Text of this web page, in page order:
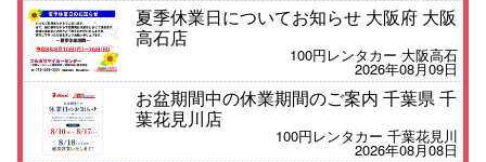
夏季休業日についてお知らせ 大阪府 大阪
高石店
100円レンタカー 大阪高石
2026年08月09日
お盆期間中の休業期間のご案内 千葉県 千
葉花見川店
100円レンタカー 千葉花見川
2026年08月08日